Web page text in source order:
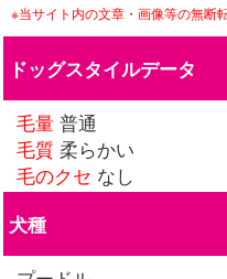
※当サイト内の文章・画像等の無断
ドッグスタイルデータ
毛量 普通
毛質 柔らかい
毛のクセ なし
犬種